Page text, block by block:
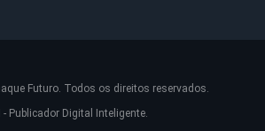
Futuro. Todos os direitos reservados.
- Publicador Digital Inteligente.